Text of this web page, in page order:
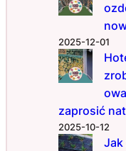
ę
e
?
S
y
2025-12-01
zaprosić
2025-10-12
Jak